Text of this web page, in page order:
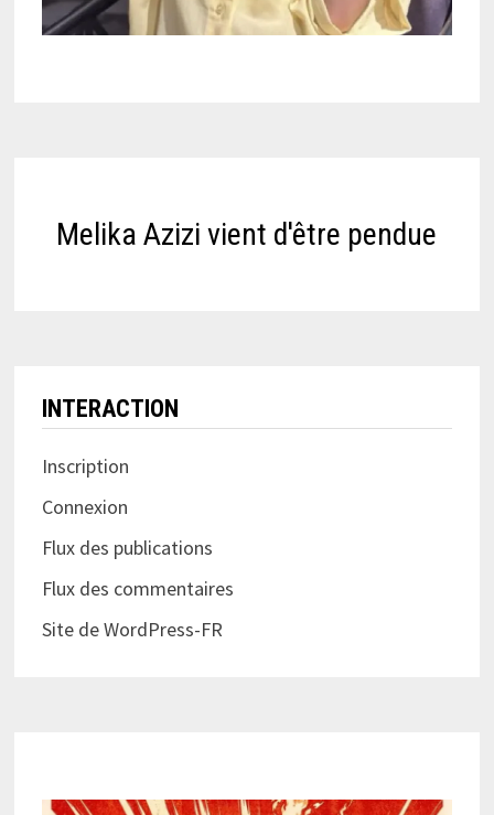
Melika Azizi vient d'être pendue
INTERACTION
Inscription
Connexion
Flux des publications
Flux des commentaires
Site de WordPress-FR